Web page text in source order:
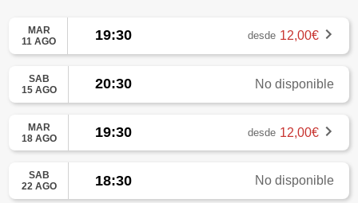
MAR
11 AGO
19:30 desde 12,00€
SAB
15 AGO
20:30 No disponible
MAR
18 AGO
19:30 desde 12,00€
SAB
22 AGO
18:30 No disponible